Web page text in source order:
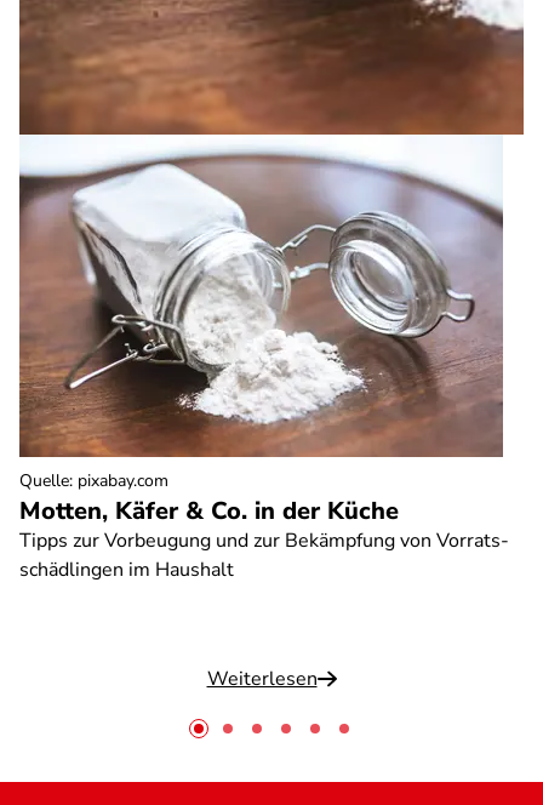
Motten, Käfer & Co. in der Küche
Tipps zur Vorbeugung und zur Bekämpfung von Vorrats-
schädlingen im Haushalt
Weiterlesen
Quelle: pixabay.com